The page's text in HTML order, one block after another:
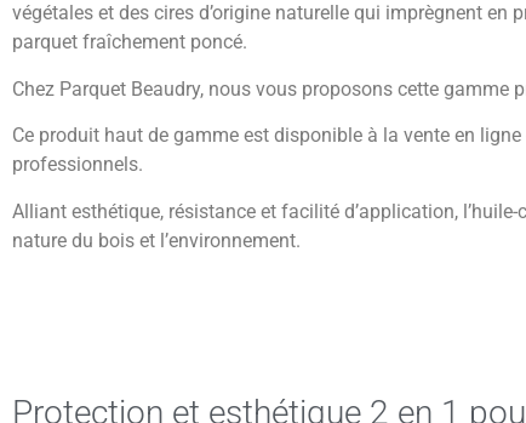
végétales et des cires d’origine naturelle qui imprègnent
parquet fraîchement poncé.
Chez Parquet Beaudry, nous vous proposons cette
Ce produit haut de gamme est disponible à la vente en
professionnels.
Alliant esthétique, résistance et facilité d’application,
nature du bois et l’environnement.
Protection et esthétique 2 en 1